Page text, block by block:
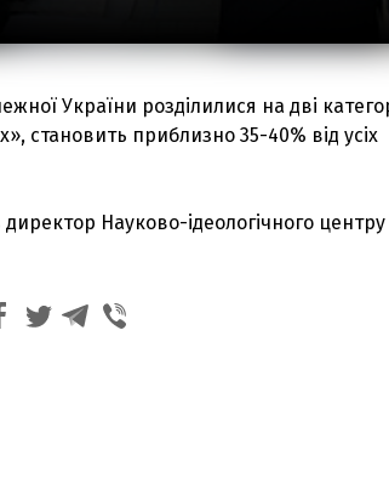
України розділилися на дві
становить приблизно 35-40% від усіх
директор Науково-ідеологічного центру